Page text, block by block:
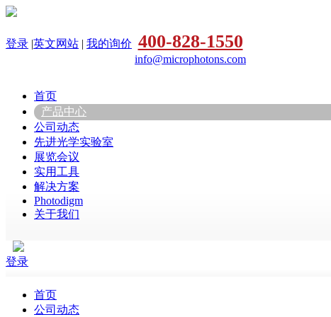
登录 |英文网站 | 我的询价 400-828-1550
info@microphotons.com
首页
产品中心
公司动态
先进光学实验室
展览会议
实用工具
解决方案
Photodigm
关于我们
登录
首页
公司动态